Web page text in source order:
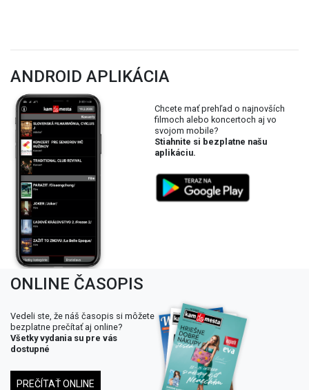
ANDROID APLIKÁCIA
Chcete mať prehľad o najnovších
filmoch alebo koncertoch aj vo
svojom mobile?
Stiahnite si bezplatne našu
aplikáciu.
ONLINE ČASOPIS
Vedeli ste, že náš časopis si môžete
bezplatne prečítať aj online?
Všetky vydania su pre vás
dostupné
PREČÍTAŤ ONLINE